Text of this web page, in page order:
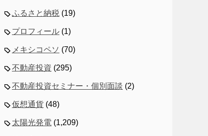
ふるさと納税 (19)
プロフィール (1)
メキシコペソ (70)
不動産投資 (295)
不動産投資セミナー・個別面談 (2)
仮想通貨 (48)
太陽光発電 (1,209)